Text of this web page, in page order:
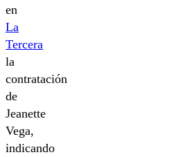
en
La
Tercera
la
contratación
de
Jeanette
Vega,
indicando